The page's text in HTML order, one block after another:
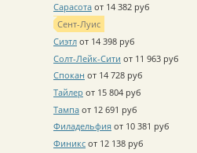
Сарасота от 14 382 руб
Сент-Луис
Сиэтл от 14 398 руб
Солт-Лейк-Сити от 11 963 руб
Спокан от 14 728 руб
Тайлер от 15 804 руб
Тампа от 12 691 руб
Филадельфия от 10 381 руб
Финикс от 12 138 руб